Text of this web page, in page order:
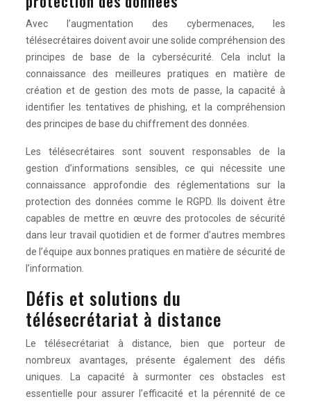
Avec l’augmentation des cybermenaces, les
télésecrétaires doivent avoir une solide compréhension des
principes de base de la cybersécurité. Cela inclut la
connaissance des meilleures pratiques en matière de
création et de gestion des mots de passe, la capacité à
identifier les tentatives de phishing, et la compréhension
des principes de base du chiffrement des données.
Les télésecrétaires sont souvent responsables de la
gestion d’informations sensibles, ce qui nécessite une
connaissance approfondie des réglementations sur la
protection des données comme le RGPD. Ils doivent être
capables de mettre en œuvre des protocoles de sécurité
dans leur travail quotidien et de former d’autres membres
de l’équipe aux bonnes pratiques en matière de sécurité de
l’information.
Défis et solutions du
télésecrétariat à distance
Le télésecrétariat à distance, bien que porteur de
nombreux avantages, présente également des défis
uniques. La capacité à surmonter ces obstacles est
essentielle pour assurer l’efficacité et la pérennité de ce